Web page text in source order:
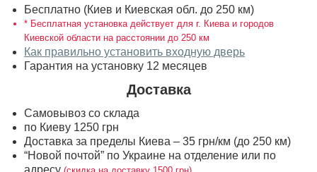
Бесплатно (Киев и Киевская обл. до 250 км)
* Бесплатная установка действует для г. Киева и городов
Киевской области на расстоянии до 250 км
Как правильно установить входную дверь
Гарантия на установку 12 месяцев
Доставка
Самовывоз со склада
по Киеву 1250 грн
Доставка за пределы Киева – 35 грн/км (до 250 км)
“Новой почтой” по Украине на отделение или по
адресу